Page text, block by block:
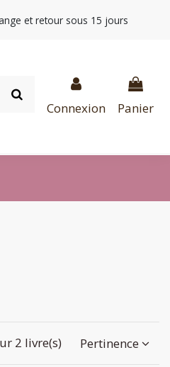
et retour sous 15 jours
Connexion Panier
2 livre(s) Pertinence